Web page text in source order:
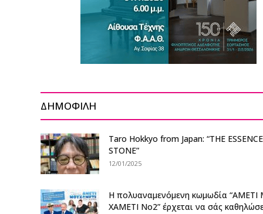
ΔΗΜΟΦΙΛΗ
Taro Hokkyo from Japan: “THE
STONE”
12/01/2025
Η πολυαναμενόμενη κωμωδία
ΧΑΜΕΤΙ Νο2” έρχεται να σάς